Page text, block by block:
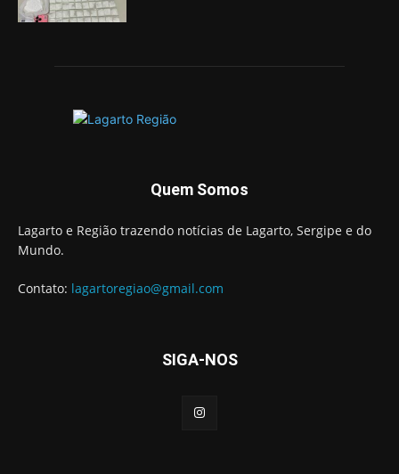
Quem Somos
Lagarto e Região trazendo notícias de Lagarto, Sergipe e do
Mundo.
Contato: lagartoregiao@gmail.com
SIGA-NOS